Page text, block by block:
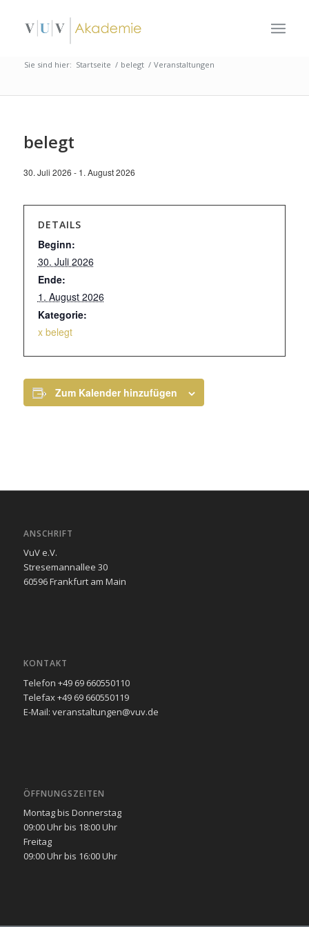
Sie sind hier: Startseite / belegt / Veranstaltungen
belegt
30. Juli 2026 - 1. August 2026
DETAILS
Beginn:
30. Juli 2026
Ende:
1. August 2026
Kategorie:
x belegt
Zum Kalender hinzufügen
ANSCHRIFT
VuV e.V.
Stresemannallee 30
60596 Frankfurt am Main
KONTAKT
Telefon +49 69 660550110
Telefax +49 69 660550119
E-Mail: veranstaltungen@vuv.de
ÖFFNUNGSZEITEN
Montag bis Donnerstag
09:00 Uhr bis 18:00 Uhr
Freitag
09:00 Uhr bis 16:00 Uhr